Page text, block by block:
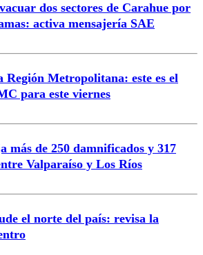
dos sectores de Carahue por
activa mensajería SAE
Región Metropolitana: este es el
para este viernes
más de 250 damnificados y 317
Valparaíso y Los Ríos
el norte del país: revisa la